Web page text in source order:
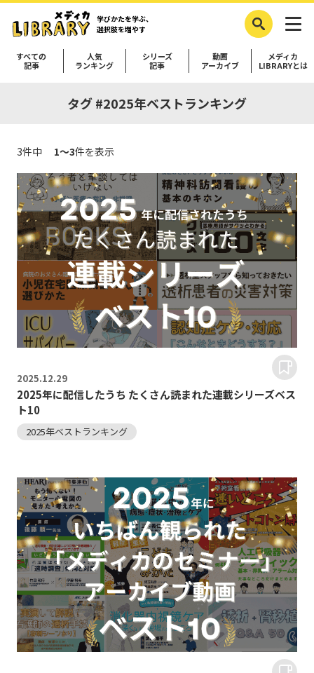
学びかたを学ぶ、
選択肢を増やす
すべての
記事
人気
ランキング
シリーズ
記事
動画
アーカイブ
メディカ
LIBRARYとは
タグ #2025年ベストランキング
3件中 1～3件を表示
2025.12.29
2025年に配信したうち たくさん読まれた連載シリーズベス
ト10
2025年ベストランキング